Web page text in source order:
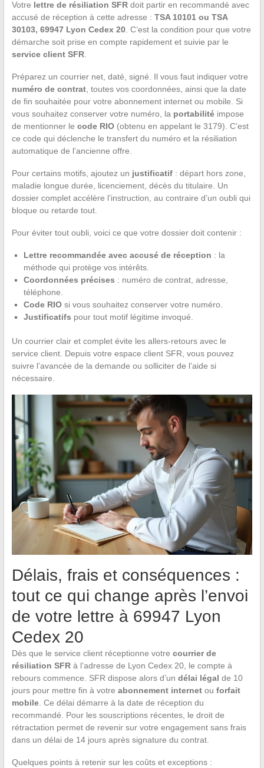
Votre lettre de résiliation SFRdoit partir en recommandé avec
accusé de réception à cette adresse : TSA 10101 ou TSA
30103, 69947 Lyon Cedex 20. C’est la condition pour que votre
démarche soit prise en compte rapidement et suivie par le
service client SFR.
Préparez un courrier net, daté, signé. Il vous faut indiquer votre
numéro de contrat, toutes vos coordonnées, ainsi que la date
de fin souhaitée pour votre abonnement internet ou mobile. Si
vous souhaitez conserver votre numéro, la portabilitéimpose
de mentionner le code RIO(obtenu en appelant le 3179). C’est
ce code qui déclenche le transfert du numéro et la résiliation
automatique de l’ancienne offre.
Pour certains motifs, ajoutez un justificatif: départ hors zone,
maladie longue durée, licenciement, décès du titulaire. Un
dossier complet accélère l’instruction, au contraire d’un oubli qui
bloque ou retarde tout.
Pour éviter tout oubli, voici ce que votre dossier doit contenir :
Lettre recommandée avec accusé de réception : la
méthode qui protège vos intérêts.
Coordonnées précises : numéro de contrat, adresse,
téléphone.
Code RIOsi vous souhaitez conserver votre numéro.
Justificatifs pour tout motif légitime invoqué.
Un courrier clair et complet évite les allers-retours avec le
service client. Depuis votre espace client SFR, vous pouvez
suivre l’avancée de la demande ou solliciter de l’aide si
nécessaire.
Délais, frais et conséquences :
tout ce qui change après l’envoi
de votre lettre à 69947 Lyon
Cedex 20
Dès que le service client réceptionne votre courrier de
résiliation SFRà l’adresse de Lyon Cedex 20, le compte à
rebours commence. SFR dispose alors d’un délai légal de 10
jours pour mettre fin à votre abonnement internetou forfait
mobile. Ce délai démarre à la date de réception du
recommandé. Pour les souscriptions récentes, le droit de
rétractation permet de revenir sur votre engagement sans frais
dans un délai de 14 jours après signature du contrat.
Quelques points à retenir sur les coûts et exceptions :